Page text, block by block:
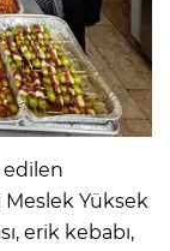
edilen
Yüksek
erik kebabı,